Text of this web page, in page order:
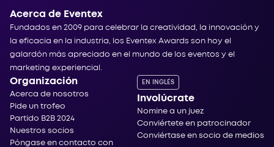
Acerca de Eventex
Fundados en 2009 para celebrar la creatividad, la innovación y
la eficacia en la industria, los Eventex Awards son hoy el
galardón más apreciado en el mundo de los eventos y el
marketing experiencial.
Organización
Acerca de nosotros
Pide un trofeo
Partido B2B 2024
Nuestros socios
Póngase en contacto con
EN INGLÉS
Involúcrate
Nomine a un juez
Conviértete en patrocinador
Conviértase en socio de medios